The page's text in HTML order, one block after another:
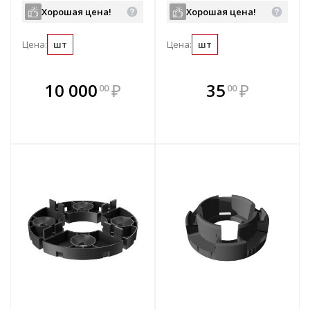
Хорошая цена!
Цена: шт
10 000 00 ₽
В комплекте
всегда выгоднее!
Хорошая цена!
Цена: шт
В комплекте
всегда выгоднее!
35 00 ₽